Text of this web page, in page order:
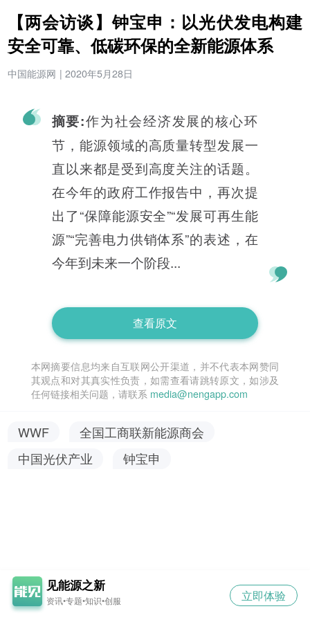
【两会访谈】钟宝申：以光伏发电构建
安全可靠、低碳环保的全新能源体系
中国能源网 | 2020年5月28日
摘要:作为社会经济发展的核心环
节，能源领域的高质量转型发展一
直以来都是受到高度关注的话题。
在今年的政府工作报告中，再次提
出了“保障能源安全”“发展可再生能
源”“完善电力供销体系”的表述，在
今年到未来一个阶段...
查看原文
本网摘要信息均来自互联网公开渠道，并不代表本网赞同
其观点和对其真实性负责，如需查看请跳转原文，如涉及
任何链接相关问题，请联系 media@nengapp.com
WWF
全国工商联新能源商会
中国光伏产业
钟宝申
见能源之新
资讯•专题•知识•创服 立即体验